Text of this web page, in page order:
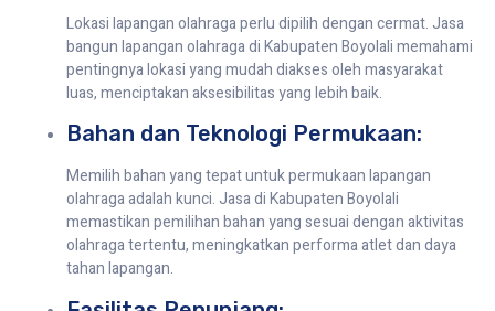
Lokasi lapangan olahraga perlu dipilih dengan cermat. Jasa
bangun lapangan olahraga di Kabupaten Boyolali memahami
pentingnya lokasi yang mudah diakses oleh masyarakat
luas, menciptakan aksesibilitas yang lebih baik.
Bahan dan Teknologi Permukaan:
Memilih bahan yang tepat untuk permukaan lapangan
olahraga adalah kunci. Jasa di Kabupaten Boyolali
memastikan pemilihan bahan yang sesuai dengan aktivitas
olahraga tertentu, meningkatkan performa atlet dan daya
tahan lapangan.